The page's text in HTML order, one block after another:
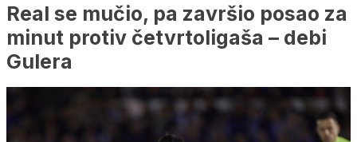
Real se mučio, pa završio posao za
minut protiv četvrtoligaša – debi
Gulera